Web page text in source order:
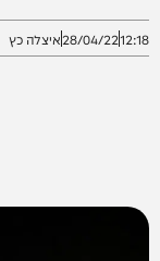
12:18
28/04/22איצלה כץ